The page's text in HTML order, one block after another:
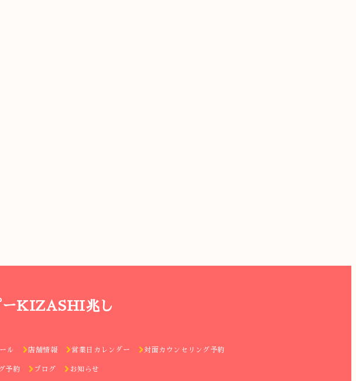
ーKIZASHI兆し
ル 店舗情報 営業日カレンダー 対面カウンセリング予約
予約 ブログ お知らせ